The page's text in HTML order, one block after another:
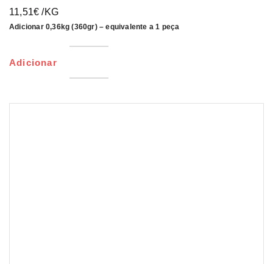
11,51€ /KG
Adicionar 0,36kg (360gr) – equivalente a 1 peça
Adicionar